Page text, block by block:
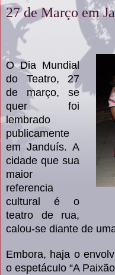
27 de Março em
O Dia Mundial
do Teatro, 27
de março, se
quer foi
lembrado
publicamente
em Janduís. A
cidade que sua
maior
referencia
cultural é o
teatro de rua,
calou-se diante de
Embora, haja o
o espetáculo “A